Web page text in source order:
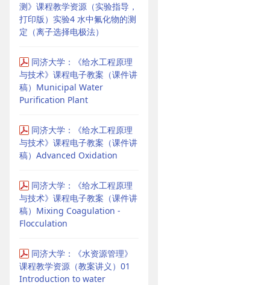
测》课程教学资源（实验指导，
打印版）实验4 水中氟化物的测
定（离子选择电极法）
同济大学：《给水工程原理
与技术》课程电子教案（课件讲
稿）Municipal Water
Purification Plant
同济大学：《给水工程原理
与技术》课程电子教案（课件讲
稿）Advanced Oxidation
同济大学：《给水工程原理
与技术》课程电子教案（课件讲
稿）Mixing Coagulation -
Flocculation
同济大学：《水资源管理》
课程教学资源（教案讲义）01
Introduction to water